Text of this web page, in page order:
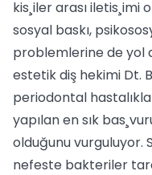
kis¸iler arası iletis¸imi
sosyal baskı,
problemlerine de yol
estetik diş hekimi Dt.
periodontal
yapılan en sık
olduğunu vurguluyor.
nefeste bakteriler